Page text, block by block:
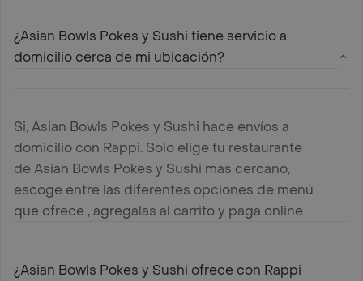
¿Asian Bowls Pokes y Sushi tiene servicio a
domicilio cerca de mi ubicación?
Si, Asian Bowls Pokes y Sushi hace envíos a
domicilio con Rappi. Solo elige tu restaurante
de Asian Bowls Pokes y Sushi mas cercano,
escoge entre las diferentes opciones de menú
que ofrece , agregalas al carrito y paga online
¿Asian Bowls Pokes y Sushi ofrece con Rappi